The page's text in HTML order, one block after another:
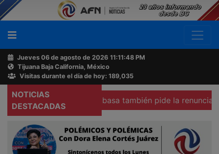
Jueves 06 de agosto de 2026 11:11:49 PM
Tijuana Baja California, México
Visitas durante el día de hoy: 189,035
NOTICIAS
DESTACADAS
Colegio Emilio Rabasa también pide la renuncia de la
Buscador
Acerca
de
AFN